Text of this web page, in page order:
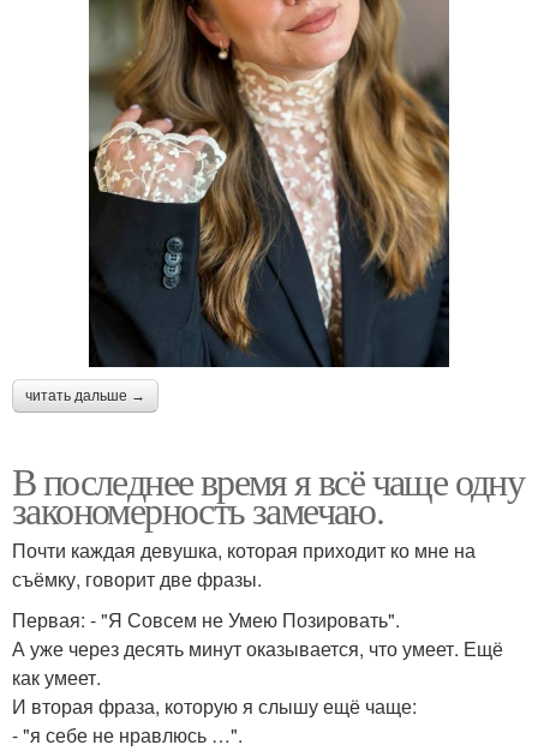
читать дальше →
В последнее время я всё чаще одну
закономерность замечаю.
Почти каждая девушка, которая приходит ко мне на
съёмку, говорит две фразы.
Первая: - "Я Совсем не Умею Позировать".
А уже через десять минут оказывается, что умеет. Ещё
как умеет.
И вторая фраза, которую я слышу ещё чаще:
- "я себе не нравлюсь …".